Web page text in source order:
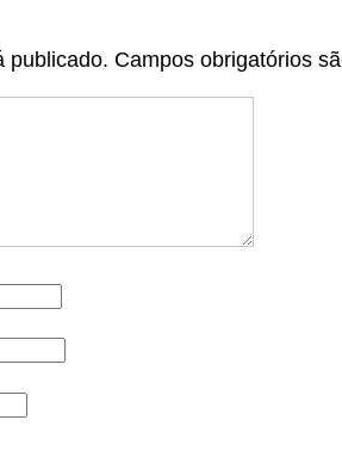
publicado. Campos obrigatórios